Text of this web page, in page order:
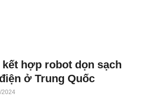
kết hợp robot dọn sạch
ở Trung Quốc
2024